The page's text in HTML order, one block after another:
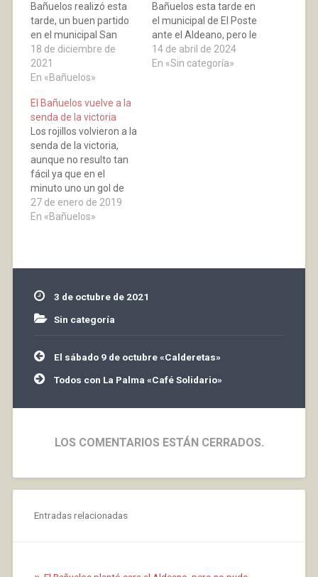
Bañuelos realizó esta
tarde, un buen partido
en el municipal San
Bartolomé de
Aldeanueva de Ebro,
plantando cara a los de
conseguir nada
positivo. El primer gol
llegó en el minuto uno
para los locales, obra
de…
18 de diciembre de
2021
En «Bañuelos»
Bañuelos esta tarde en
el municipal de El Poste
ante el Aldeano, pero le
faltó llegar con más
peligro al área del rival.
14 de abril de 2024
En «Sin categoría»
El Bañuelos vuelve a la
senda de la victoria
Los rojillos volvieron a la
senda de la victoria,
aunque no resulto tan
fácil ya que en el
minuto uno un gol de
Yassine, les puso el
partido cuesta arriba,
el…
27 de enero de 2019
En «Bañuelos»
3 de octubre de 2021
Sin categoría
Navegación
de
entradas
El sábado 9 de octubre «Calderetas»
Todos con La Palma «Café Solidario»
LOS COMENTARIOS ESTÁN CERRADOS.
Entradas relacionadas